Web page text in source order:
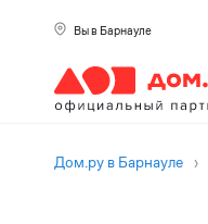
Вы в Барнауле
Дом.ру в Барнауле ›